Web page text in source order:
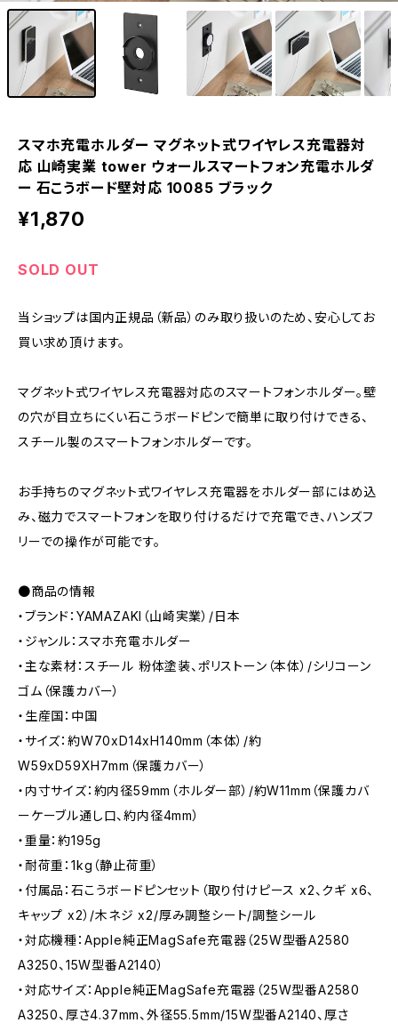
スマホ充電ホルダー マグネット式ワイヤレス充電器対
応 山崎実業 tower ウォールスマートフォン充電ホルダ
ー 石こうボード壁対応 10085 ブラック
¥1,870
SOLD OUT
当ショップは国内正規品（新品）のみ取り扱いのため、安心してお
買い求め頂けます。
マグネット式ワイヤレス充電器対応のスマートフォンホルダー。壁
の穴が目立ちにくい石こうボードピンで簡単に取り付けできる、
スチール製のスマートフォンホルダーです。
お手持ちのマグネット式ワイヤレス充電器をホルダー部にはめ込
み、磁力でスマートフォンを取り付けるだけで充電でき、ハンズフ
リーでの操作が可能です。
●商品の情報
・ブランド：YAMAZAKI（山崎実業）/日本
・ジャンル：スマホ充電ホルダー
・主な素材：スチール 粉体塗装、ポリストーン（本体）/シリコーン
ゴム（保護カバー）
・生産国：中国
・サイズ：約W70xD14xH140mm（本体）/約
W59xD59XH7mm（保護カバー）
・内寸サイズ：約内径59mm（ホルダー部）/約W11mm（保護カバ
ーケーブル通し口、約内径4mm）
・重量：約195g
・耐荷重：1kg（静止荷重）
・付属品：石こうボードピンセット（取り付けピース x2、クギ x6、
キャップ x2）/木ネジ x2/厚み調整シート/調整シール
・対応機種：Apple純正MagSafe充電器（25W型番A2580
A3250、15W型番A2140）
・対応サイズ：Apple純正MagSafe充電器（25W型番A2580
A3250、厚さ4.37mm、外径55.5mm/15W型番A2140、厚さ